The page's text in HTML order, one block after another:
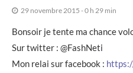
29 novembre 2015 - 0 h 29 min
Bonsoir je tente ma chance
Sur twitter : @FashNeti
Mon relai sur facebook :